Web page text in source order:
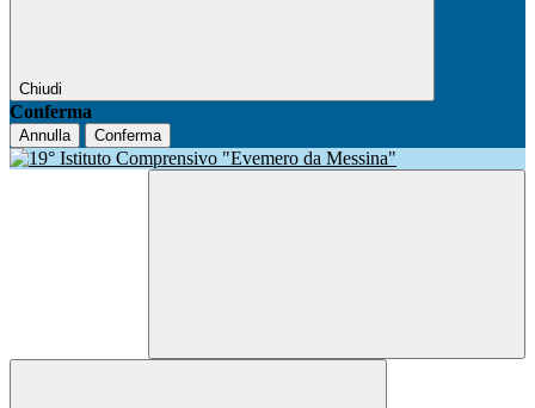
Chiudi
Conferma
Annulla Conferma